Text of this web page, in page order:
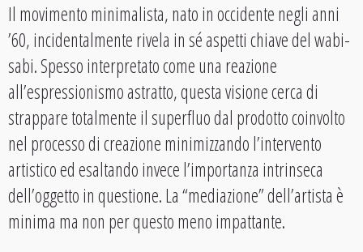
Il movimento minimalista, nato in occidente negli anni
’60, incidentalmente rivela in sé aspetti chiave del wabi-
sabi. Spesso interpretato come una reazione
all’espressionismo astratto, questa visione cerca di
strappare totalmente il superfluo dal prodotto coinvolto
nel processo di creazione minimizzando l’intervento
artistico ed esaltando invece l’importanza intrinseca
dell’oggetto in questione. La “mediazione” dell’artista è
minima ma non per questo meno impattante.